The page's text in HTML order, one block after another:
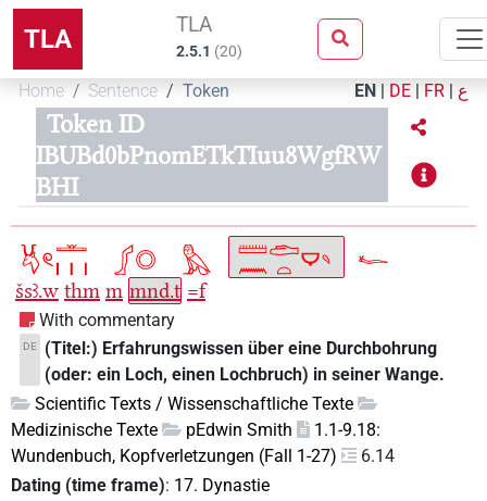
TLA TLA
2.5.1 (20)
Home Sentence Token EN | DE | FR | ع
Token ID
IBUBd0bPnomETkTIuu8WgfRW
BHI
šsꜣ.w thm m mnd.t =f
With commentary
DE
(Titel:) Erfahrungswissen über eine Durchbohrung
(oder: ein Loch, einen Lochbruch) in seiner Wange.
Scientific Texts / Wissenschaftliche Texte
Medizinische Texte
pEdwin Smith
1.1-9.18:
Wundenbuch, Kopfverletzungen (Fall 1-27)
6.14
Dating (time frame): 17. Dynastie